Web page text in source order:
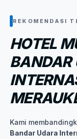
REKOMENDASI
HOTEL
BANDAR
Kami
Bandar Udara